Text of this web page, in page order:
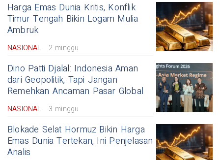
Harga Emas Dunia Kritis, Konflik
Timur Tengah Bikin Logam Mulia
Ambruk
NASIONAL 2 minggu
Dino Patti Djalal: Indonesia Aman
dari Geopolitik, Tapi Jangan
Remehkan Ancaman Pasar Global
NASIONAL 3 minggu
Blokade Selat Hormuz Bikin Harga
Emas Dunia Tertekan, Ini Penjelasan
Analis